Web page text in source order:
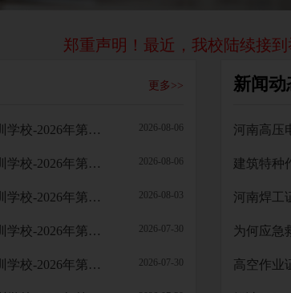
郑重声明！最近，我校陆续接到举报，
更多>>
建安职业技能培训学校-2026年第64批职业技能等级认定考试成绩公示 2026-08-06
建安职业技能培训学校-2026年第63批职业技能等级认定考试成绩公示 2026-08-06
建安职业技能培训学校-2026年第62批职业技能等级认定考试成绩公示 2026-08-03
建安职业技能培训学校-2026年第61批职业技能等级认定考试成绩公示 2026-07-30
建安职业技能培训学校-2026年第60批职业技能等级认定考试成绩公示 2026-07-30
新闻动
建筑特种